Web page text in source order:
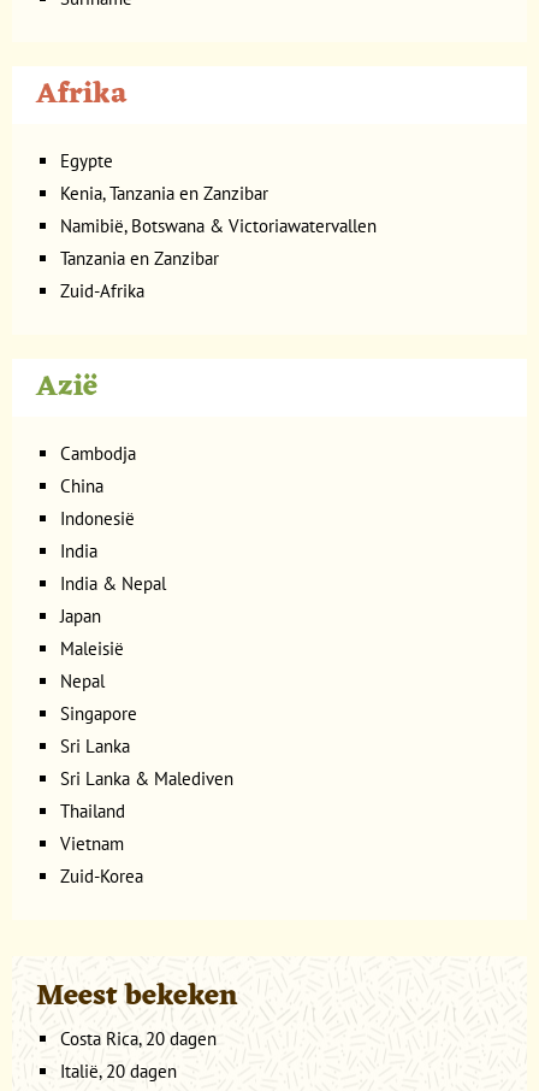
Afrika
Egypte
Kenia, Tanzania en Zanzibar
Namibië, Botswana & Victoriawatervallen
Tanzania en Zanzibar
Zuid-Afrika
Azië
Cambodja
China
Indonesië
India
India & Nepal
Japan
Maleisië
Nepal
Singapore
Sri Lanka
Sri Lanka & Malediven
Thailand
Vietnam
Zuid-Korea
Meest bekeken
Costa Rica, 20 dagen
Italië, 20 dagen